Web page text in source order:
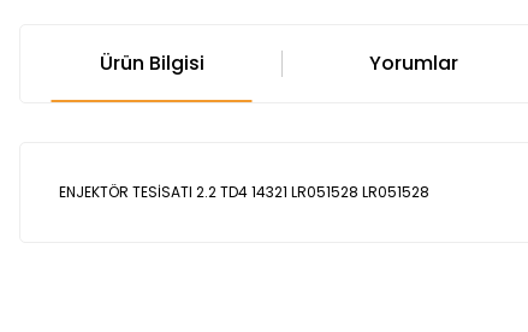
Ürün Bilgisi Yorumlar
ENJEKTÖR TESİSATI 2.2 TD4 14321 LR051528 LR051528